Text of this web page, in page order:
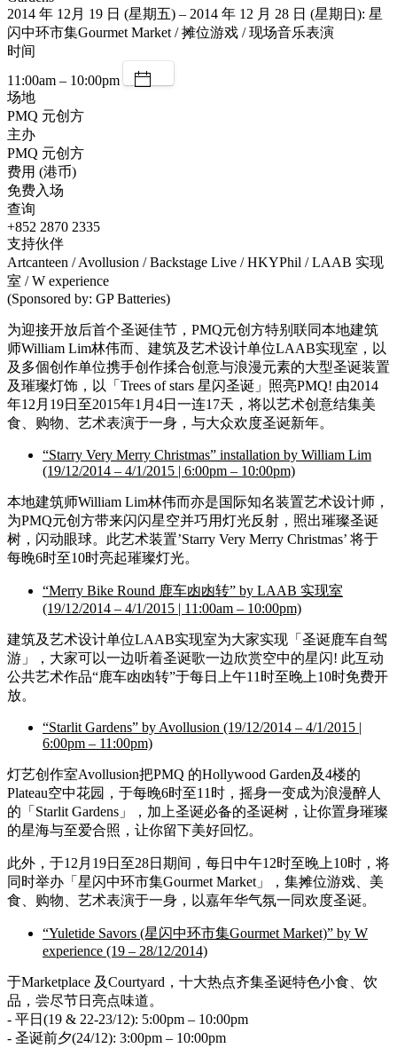
2014 年 12月 19 日 (星期五) – 2014 年 12 月 28 日 (星期日): 星
闪中环市集Gourmet Market / 摊位游戏 / 现场音乐表演
时间
11:00am – 10:00pm
场地
PMQ 元创方
主办
PMQ 元创方
费用 (港币)
免费入场
查询
+852 2870 2335
支持伙伴
Artcanteen / Avollusion / Backstage Live / HKYPhil / LAAB 实现
室 / W experience
(Sponsored by: GP Batteries)
为迎接开放后首个圣诞佳节，PMQ元创方特别联同本地建筑
师William Lim林伟而、建筑及艺术设计单位LAAB实现室，以
及多個创作单位携手创作揉合创意与浪漫元素的大型圣诞装置
及璀璨灯饰，以「Trees of stars 星闪圣诞」照亮PMQ! 由2014
年12月19日至2015年1月4日一连17天，将以艺术创意结集美
食、购物、艺术表演于一身，与大众欢度圣诞新年。
“Starry Very Merry Christmas” installation by William Lim
(19/12/2014 – 4/1/2015 | 6:00pm – 10:00pm)
本地建筑师William Lim林伟而亦是国际知名装置艺术设计师，
为PMQ元创方带来闪闪星空并巧用灯光反射，照出璀璨圣诞
树，闪动眼球。此艺术装置’Starry Very Merry Christmas’ 将于
每晚6时至10时亮起璀璨灯光。
“Merry Bike Round 鹿车凼凼转” by LAAB 实现室
(19/12/2014 – 4/1/2015 | 11:00am – 10:00pm)
建筑及艺术设计单位LAAB实现室为大家实现「圣诞鹿车自驾
游」，大家可以一边听着圣诞歌一边欣赏空中的星闪! 此互动
公共艺术作品“鹿车凼凼转”于每日上午11时至晚上10时免费开
放。
“Starlit Gardens” by Avollusion (19/12/2014 – 4/1/2015 |
6:00pm – 11:00pm)
灯艺创作室Avollusion把PMQ 的Hollywood Garden及4楼的
Plateau空中花园，于每晚6时至11时，摇身一变成为浪漫醉人
的「Starlit Gardens」，加上圣诞必备的圣诞树，让你置身璀璨
的星海与至爱合照，让你留下美好回忆。
此外，于12月19日至28日期间，每日中午12时至晚上10时，将
同时举办「星闪中环市集Gourmet Market」，集摊位游戏、美
食、购物、艺术表演于一身，以嘉年华气氛一同欢度圣诞。
“Yuletide Savors (星闪中环市集Gourmet Market)” by W
experience (19 – 28/12/2014)
于Marketplace 及Courtyard，十大热点齐集圣诞特色小食、饮
品，尝尽节日亮点味道。
- 平日(19 & 22-23/12): 5:00pm – 10:00pm
- 圣诞前夕(24/12): 3:00pm – 10:00pm